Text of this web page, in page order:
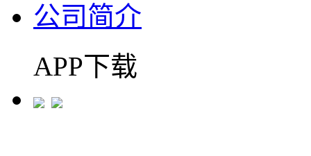
公司简介
APP下载